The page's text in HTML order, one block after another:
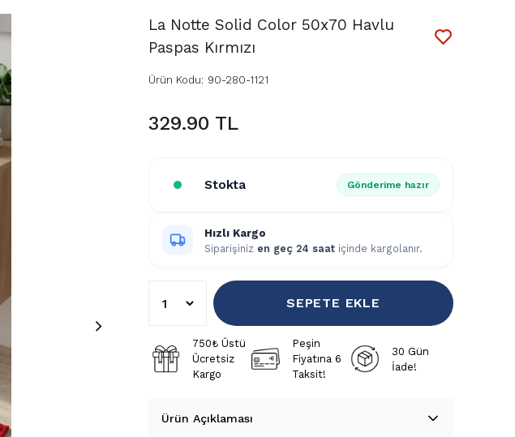
La Notte Solid Color 50x70 Havlu
Paspas Kırmızı
Ürün Kodu: 90-280-1121
329.90 TL
Stokta Gönderime hazır
Hızlı Kargo
Siparişiniz en geç 24 saat içinde kargolanır.
SEPETE EKLE
750₺ Üstü
Ücretsiz
Kargo
Peşin
Fiyatına 6
Taksit!
30 Gün
İade!
Ürün Açıklaması